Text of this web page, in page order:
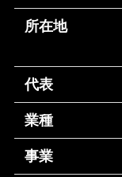
所在地
代表
業種
事業